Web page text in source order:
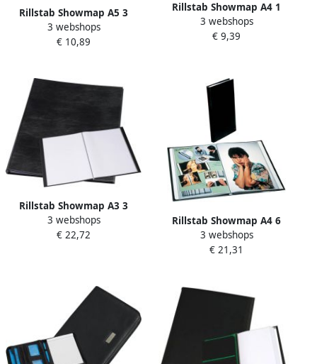
Rillstab Showmap A5 3
kanaals 30 tassen zwart
3 webshops
€ 10,89
Rillstab Showmap A4 1
kanaals 10-tassen zwart
3 webshops
€ 9,39
Rillstab Showmap A3 3
kanaals 24 tassen zwart
3 webshops
€ 22,72
Rillstab Showmap A4 6
kanaals 60 tassen zwart
3 webshops
€ 21,31